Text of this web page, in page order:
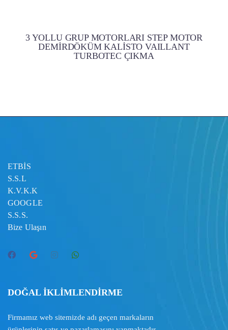
3 YOLLU GRUP MOTORLARI STEP MOTOR
DEMİRDÖKÜM KALİSTO VAILLANT
TURBOTEC ÇIKMA
ETBİS
S.S.L
K.V.K.K
GOOGLE
S.S.S.
Bize Ulaşın
DOĞAL İKLİMLENDİRME
Firmamız web sitemizde adı geçen markaların